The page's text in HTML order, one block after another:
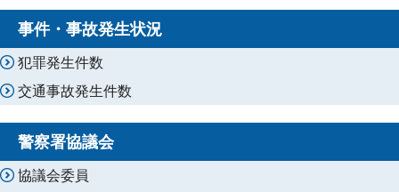
事件・事故発生状況
犯罪発生件数
交通事故発生件数
警察署協議会
協議会委員